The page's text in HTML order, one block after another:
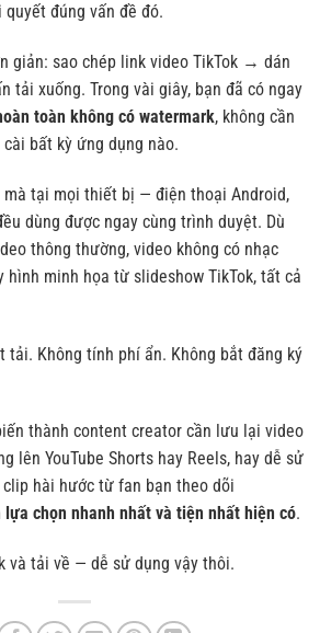
đúng vấn đề đó.
giản: sao chép link video TikTok → dán
tải xuống. Trong vài giây, bạn đã có ngay
toàn không có watermark, không cần
bất kỳ ứng dụng nào.
tại mọi thiết bị — điện thoại Android,
dùng được ngay cùng trình duyệt. Dù
thông thường, video không có nhạc
hình minh họa từ slideshow TikTok, tất cả
tải. Không tính phí ẩn. Không bắt đăng ký
thành content creator cần lưu lại video
lên YouTube Shorts hay Reels, hay dễ sử
hài hước từ fan bạn theo dõi
chọn nhanh nhất và tiện nhất hiện có.
và tải về — dễ sử dụng vậy thôi.